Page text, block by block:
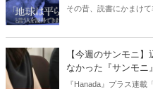
るのか』（ちくま新
その昔、読書にかまけ
ある。元月刊『Hanada
書評！
【今週のサンモニ
なかった『サンモニ
『Hanada』プラス連載